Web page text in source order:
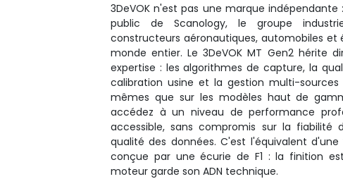
3DeVOK n'est pas une marque
public de Scanology, le groupe
constructeurs aéronautiques, automobiles et
monde entier. Le 3DeVOK MT Gen2 hérite
expertise : les algorithmes de capture, la
calibration usine et la gestion multi-sources
mêmes que sur les modèles haut de
accédez à un niveau de performance
accessible, sans compromis sur la fiabilité
qualité des données. C'est l'équivalent
conçue par une écurie de F1 : la finition
moteur garde son ADN technique.